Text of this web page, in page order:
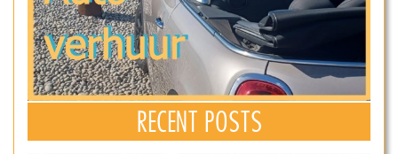
RECENT POSTS